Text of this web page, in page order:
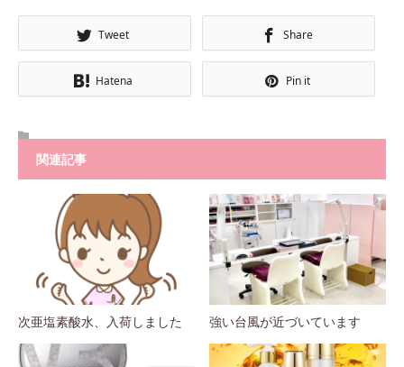
Tweet Share
Hatena Pin it
関連記事
次亜塩素酸水、入荷しました 強い台風が近づいています